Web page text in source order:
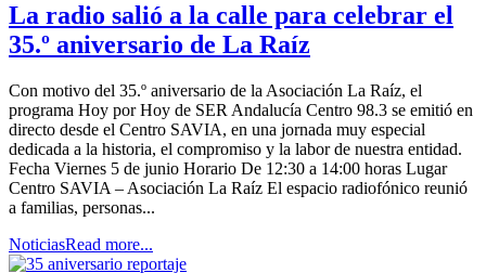
La radio salió a la calle para celebrar el
35.º aniversario de La Raíz
Con motivo del 35.º aniversario de la Asociación La Raíz, el
programa Hoy por Hoy de SER Andalucía Centro 98.3 se emitió en
directo desde el Centro SAVIA, en una jornada muy especial
dedicada a la historia, el compromiso y la labor de nuestra entidad.
Fecha Viernes 5 de junio Horario De 12:30 a 14:00 horas Lugar
Centro SAVIA – Asociación La Raíz El espacio radiofónico reunió
a familias, personas...
NoticiasRead more...